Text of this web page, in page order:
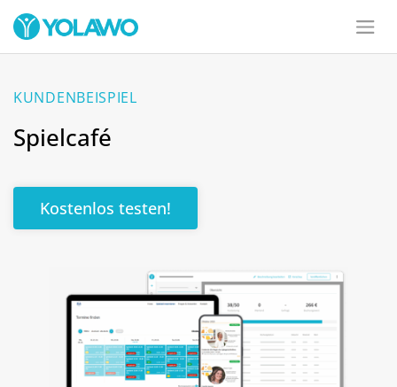
KUNDENBEISPIEL
Spielcafé
Kostenlos testen!